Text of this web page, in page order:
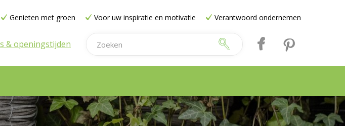
Genieten met groen Voor uw inspiratie en motivatie Verantwoord ondernemen
& openingstijden